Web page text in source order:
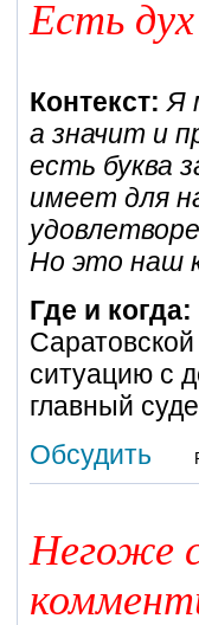
Есть
Контекст: Я
а значит и
есть буква
имеет для
Но это наш
Где и когда:
ситуацию с
главный
Обсудить
Негоже